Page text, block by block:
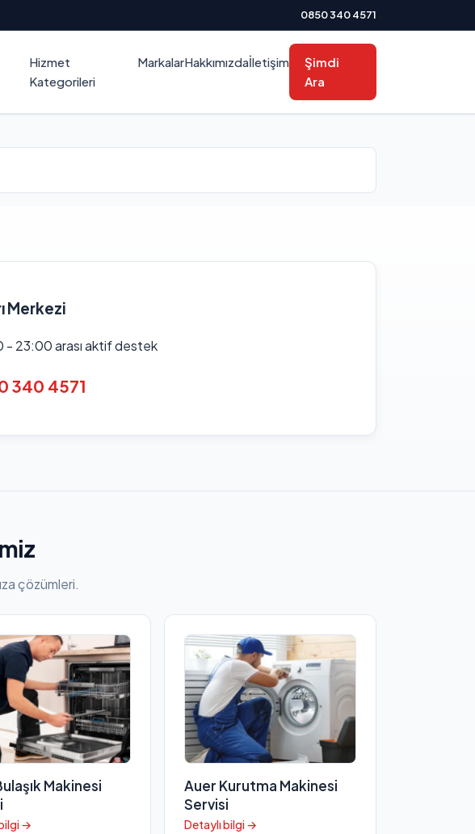
0850 340 4571
Hizmet
Kategorileri
MarkalarHakkımızdaİletişim
Şimdi
Ara
Merkezi
23:00 arası aktif destek
340 4571
çözümleri.
Makinesi
→
Auer Kurutma Makinesi
Servisi
Detaylı bilgi →